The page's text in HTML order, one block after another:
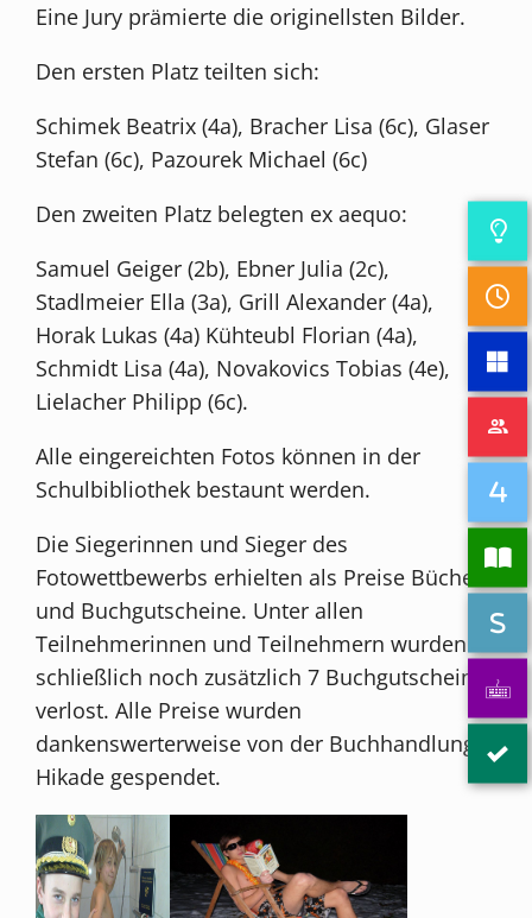
Eine Jury prämierte die originellsten Bilder.
Den ersten Platz teilten sich:
Schimek Beatrix (4a), Bracher Lisa (6c), Glaser
Stefan (6c), Pazourek Michael (6c)
Den zweiten Platz belegten ex aequo:
Samuel Geiger (2b), Ebner Julia (2c),
Stadlmeier Ella (3a), Grill Alexander (4a),
Horak Lukas (4a) Kühteubl Florian (4a),
Schmidt Lisa (4a), Novakovics Tobias (4e),
Lielacher Philipp (6c).
Alle eingereichten Fotos können in der
Schulbibliothek bestaunt werden.
Die Siegerinnen und Sieger des
Fotowettbewerbs erhielten als Preise Bücher
und Buchgutscheine. Unter allen
Teilnehmerinnen und Teilnehmern wurden
schließlich noch zusätzlich 7 Buchgutscheine
verlost. Alle Preise wurden
dankenswerterweise von der Buchhandlung
Hikade gespendet.